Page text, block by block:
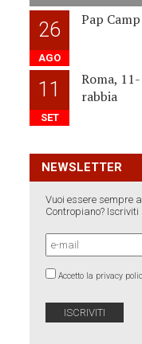
26
AGO
Pap
11
SET
Roma,
rabbia
NEWSLETTER
Vuoi essere sempre
Contropiano?
Accetto la privacy